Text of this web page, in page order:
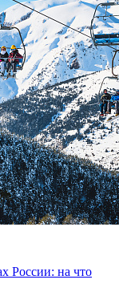
России: на что